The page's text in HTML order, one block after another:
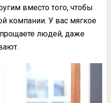
вместо того, чтобы
компании. У вас мягкое
людей, даже